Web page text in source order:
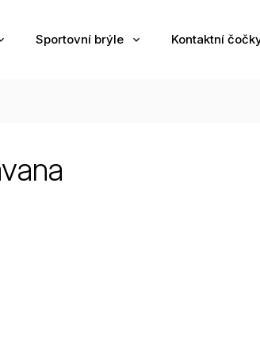
Sportovní brýle Kontaktní